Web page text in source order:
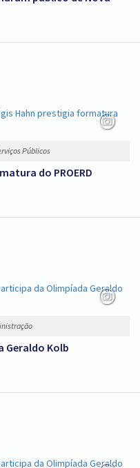
Públicos
do PROERD
Geraldo Kolb